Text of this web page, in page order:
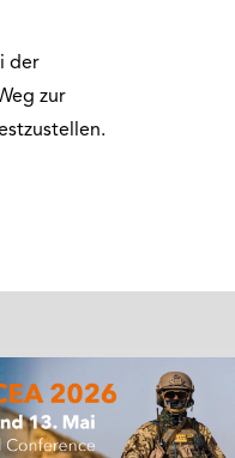
der
zur